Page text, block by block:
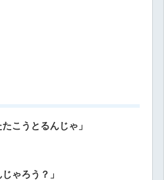
こうとるんじゃ」
ゃろう？」